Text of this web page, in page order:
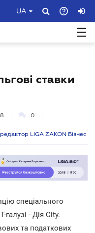
UA
ставки
0
LIGA ZAKON Бізнес
спеціального
- Дія City.
та податкових